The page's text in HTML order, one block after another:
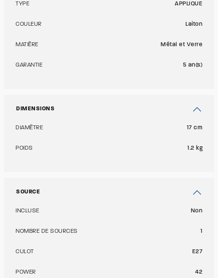
TYPE APPLIQUE
COULEUR Laiton
MATIÈRE Métal et Verre
GARANTIE 5 an(s)
DIMENSIONS
DIAMÈTRE 17 cm
POIDS 1.2 kg
SOURCE
INCLUSE Non
NOMBRE DE SOURCES 1
CULOT E27
POWER 42